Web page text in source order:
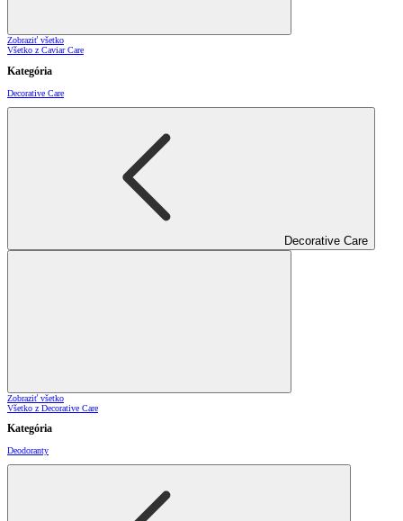
Zobraziť všetko
Všetko z Caviar Care
Kategória
Decorative Care
Decorative Care
Zobraziť všetko
Všetko z Decorative Care
Kategória
Deodoranty